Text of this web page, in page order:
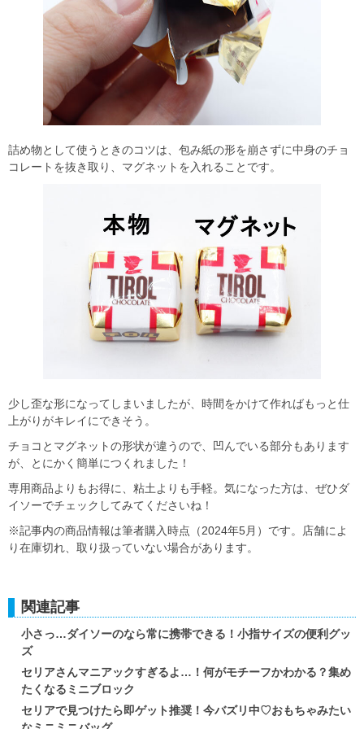
詰め物として使うときのコツは、包み紙の形を崩さずに中身のチョ
コレートを抜き取り、マグネットを入れることです。
少し歪な形になってしまいましたが、時間をかけて作ればもっと仕
上がりがキレイにできそう。
チョコとマグネットの形状が違うので、凹んでいる部分もあります
が、とにかく簡単につくれました！
専用商品よりもお得に、粘土よりも手軽。気になった方は、ぜひダ
イソーでチェックしてみてくださいね！
※記事内の商品情報は筆者購入時点（2024年5月）です。店舗によ
り在庫切れ、取り扱っていない場合があります。
関連記事
小さっ…ダイソーのなら常に携帯できる！小指サイズの便利グッ
ズ
セリアさんマニアックすぎるよ…！何がモチーフかわかる？集め
たくなるミニブロック
セリアで見つけたら即ゲット推奨！今バズリ中♡おもちゃみたい